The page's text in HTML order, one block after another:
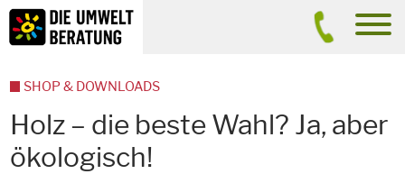
Inhalt
Suche
Holz – die beste Wahl? Ja, aber
ökologisch!
SHOP & DOWNLOADS